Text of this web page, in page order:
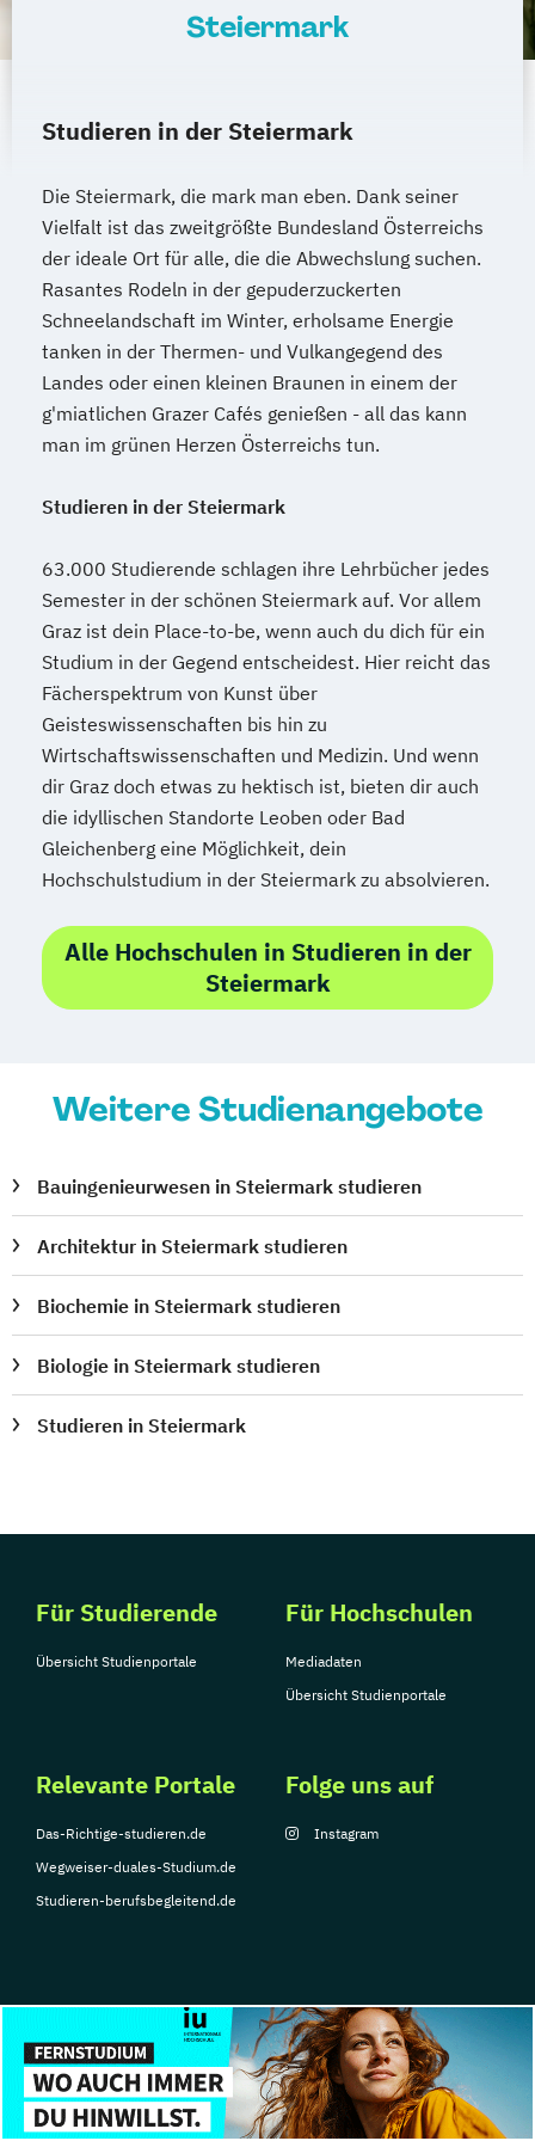
Mastermodul International Peacebuilding
Mathematik (Lehramt) Molekularbiologie
Musikerziehung (Lehramt) Musikologie
Nachhaltige Stadt- und
Regionalentwicklung
Naturwissenschaften Doktoratsstudium
Naturwissenschaftliches Doktorat an der
URBI Fakultät
Pflanzenwissenschaften
PhD Law and Politics
Philosophie Physics Physik
Politische und Empirische Ökonomik
Psychologie
Psychologie/Philosophie (Lehramt)
Pädagogik
Rechtswissenschaften
Rechtswissenschaften Doktoratsstudium
Religionswissenschaft
Romanistik (Französisch)
Romanistik (Italienisch)
Romanistik (Spanisch)
Italienisch
Spanisch)
Russisch
Russisch (Lehramt)
Slowenisch
Slowenisch (Lehramt)
Doktoratsstudium
Space Sciences and Earth from Space
Spezialisierung Inklusive Pädagogik
Spezialisierung Vertiefende Katholische
Religionspädagogik für die Primarstufe
(Lehramt)
Sport- und Bewegungswissenschaften
Türkisch (Lehramt)
Betriebswirtschaft
Geographie
Umweltsystemwissenschaften –
Umweltsystemwissenschaften –
Volkswirtschaftslehre
Verhaltensphysiologie
Überfakultäres Doktoratsstudium
Fachdidaktik
Übersetzen
Übersetzen und Dialogdolmetsche
Steiermark
Studieren in der Steiermark
Die Steiermark, die mark man eben. Dank seiner
Vielfalt ist das zweitgrößte Bundesland Österreichs
der ideale Ort für alle, die die Abwechslung suchen.
Rasantes Rodeln in der gepuderzuckerten
Schneelandschaft im Winter, erholsame Energie
tanken in der Thermen- und Vulkangegend des
Landes oder einen kleinen Braunen in einem der
g'miatlichen Grazer Cafés genießen - all das kann
man im grünen Herzen Österreichs tun.
Studieren in der Steiermark
63.000 Studierende schlagen ihre Lehrbücher jedes
Semester in der schönen Steiermark auf. Vor allem
Graz ist dein Place-to-be, wenn auch du dich für ein
Studium in der Gegend entscheidest. Hier reicht das
Fächerspektrum von Kunst über
Geisteswissenschaften bis hin zu
Wirtschaftswissenschaften und Medizin. Und wenn
dir Graz doch etwas zu hektisch ist, bieten dir auch
die idyllischen Standorte Leoben oder Bad
Gleichenberg eine Möglichkeit, dein
Hochschulstudium in der Steiermark zu absolvieren.
Alle Hochschulen in Studieren in der
Steiermark
Weitere Studienangebote
Bauingenieurwesen in Steiermark studieren
Architektur in Steiermark studieren
Biochemie in Steiermark studieren
Biologie in Steiermark studieren
Studieren in Steiermark
Für Studierende
Übersicht Studienportale
Für Hochschulen
Mediadaten
Übersicht Studienportale
Relevante Portale
Das-Richtige-studieren.de
Wegweiser-duales-Studium.de
Studieren-berufsbegleitend.de
Folge uns auf
Instagram
© Copyright 2026, TarGroup Media GmbH
Impressum
Über
uns
Datenschutzerklärung Nutzungsbedingungen